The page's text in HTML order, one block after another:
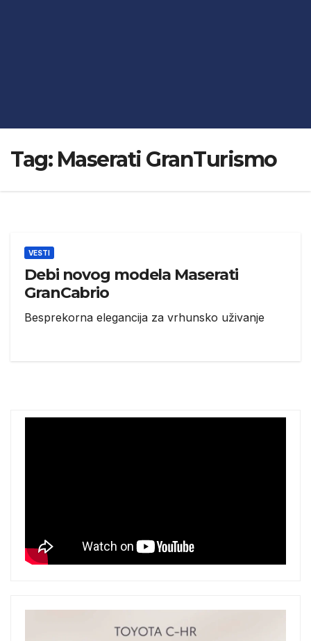
Tag: Maserati GranTurismo
VESTI
Debi novog modela Maserati
GranCabrio
Besprekorna elegancija za vrhunsko uživanje